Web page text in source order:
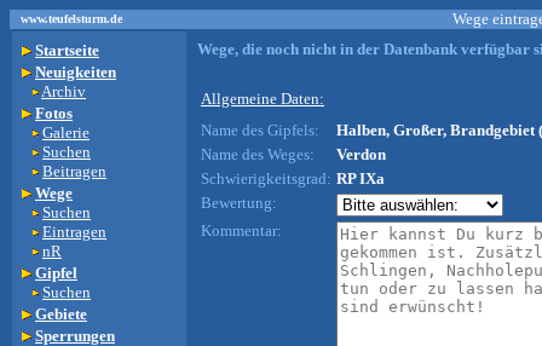
www.teufelsturm.de
Wege
Startseite
Neuigkeiten
Archiv
Fotos
Galerie
Suchen
Beitragen
Wege
Suchen
Eintragen
nR
Gipfel
Suchen
Gebiete
Sperrungen
Wege, die noch nicht in der Datenbank verfügbar
Allgemeine Daten:
Name des Gipfels:
Halben, Großer, Brandgebiet
Name des Weges:
Verdon
Schwierigkeitsgrad: RP IXa
Bewertung:
Kommentar: